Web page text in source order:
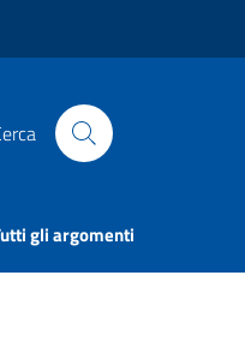
gli argomenti